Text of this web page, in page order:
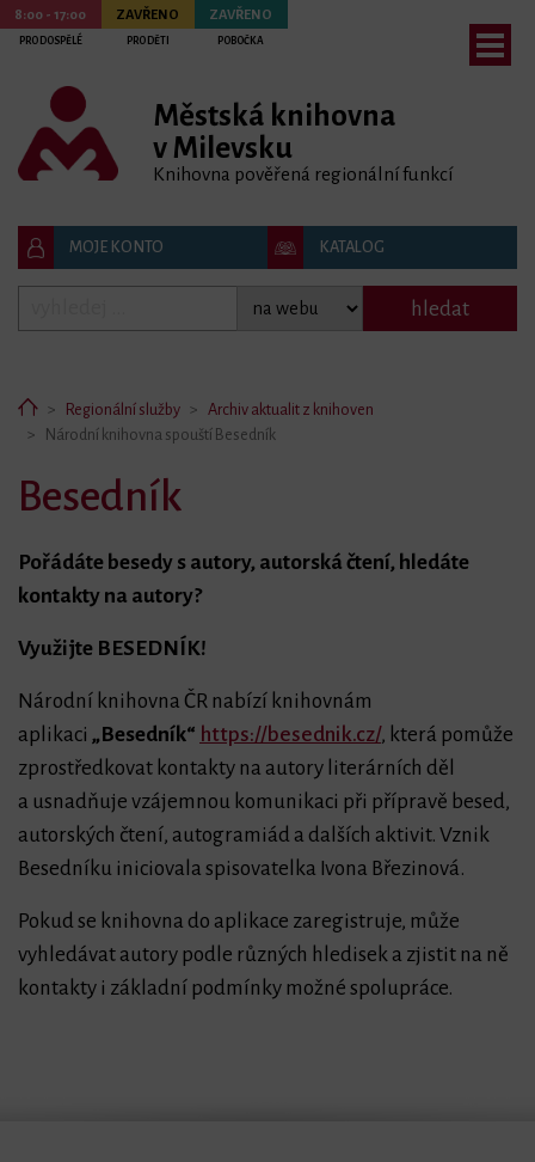
8:00 - 17:00
PRO DOSPĚLÉ
ZAVŘENO
PRO DĚTI
ZAVŘENO
POBOČKA
Městská knihovna
v Milevsku
Knihovna pověřená regionální funkcí
MOJE KONTO KATALOG
hledat
HomeRegionální služby
Archiv aktualit z knihoven
Národní knihovna spouští Besedník
Besedník
Pořádáte besedy s autory, autorská čtení, hledáte
kontakty na autory?
Využijte BESEDNÍK!
Národní knihovna ČR nabízí knihovnám
aplikaci „Besedník“ https://besednik.cz/, která pomůže
zprostředkovat kontakty na autory literárních děl
a usnadňuje vzájemnou komunikaci při přípravě besed,
autorských čtení, autogramiád a dalších aktivit. Vznik
Besedníku iniciovala spisovatelka Ivona Březinová.
Pokud se knihovna do aplikace zaregistruje, může
vyhledávat autory podle různých hledisek a zjistit na ně
kontakty i základní podmínky možné spolupráce.